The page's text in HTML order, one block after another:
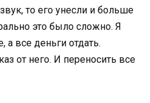
то его унесли и больше
это было сложно. Я
а все деньги отдать.
от него. И переносить все